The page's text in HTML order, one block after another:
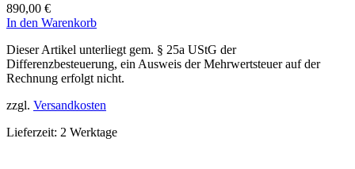
890,00 €
In den Warenkorb
Dieser Artikel unterliegt gem. § 25a UStG der
Differenzbesteuerung, ein Ausweis der Mehrwertsteuer auf der
Rechnung erfolgt nicht.
zzgl. Versandkosten
Lieferzeit: 2 Werktage